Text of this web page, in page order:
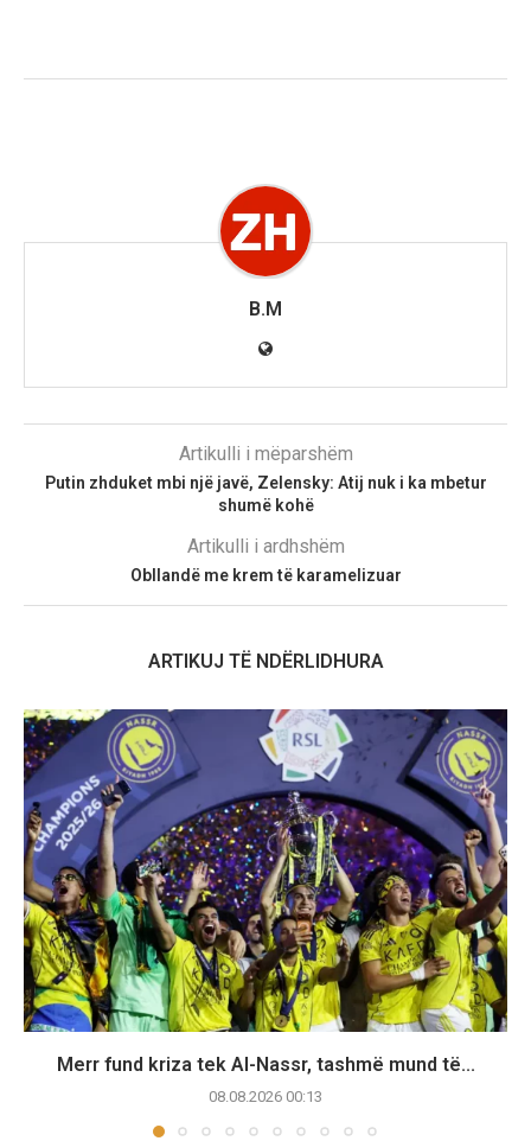
B.M
Artikulli i mëparshëm
Putin zhduket mbi një javë, Zelensky: Atij nuk i ka mbetur
shumë kohë
Artikulli i ardhshëm
Obllandë me krem ​​të karamelizuar
ARTIKUJ TË NDËRLIDHURA
Merr fund kriza tek Al-Nassr, tashmë mund të...
08.08.2026 00:13